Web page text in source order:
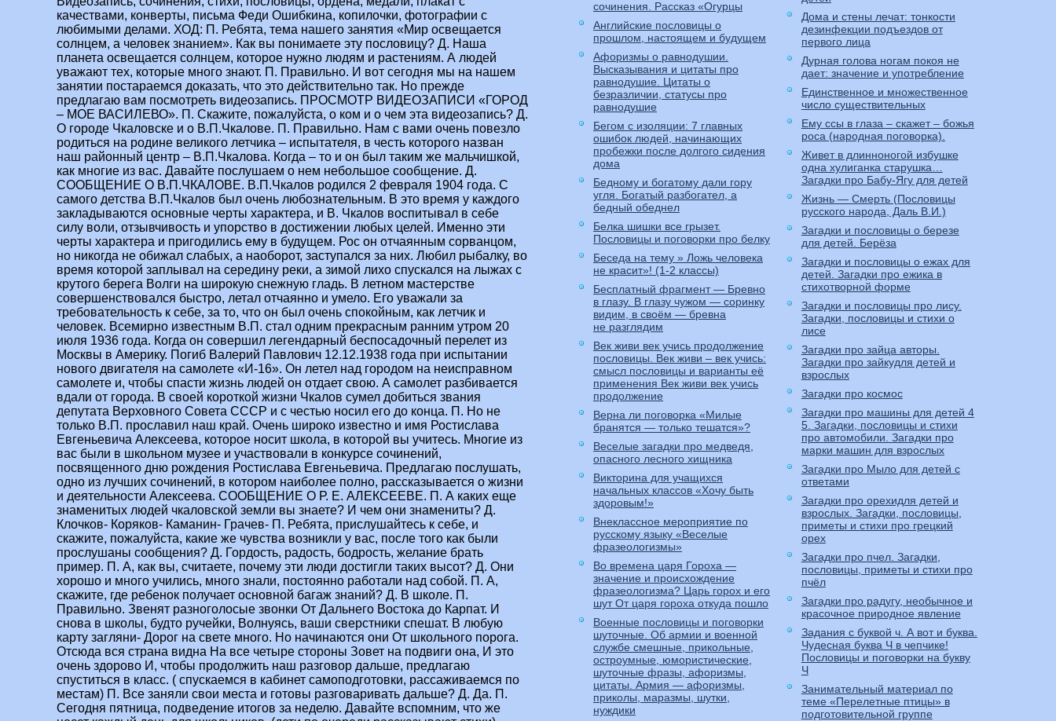
сочинения. Рассказ «Огурцы
Английские пословицы о
прошлом, настоящем и будущем
Афоризмы о равнодушии.
Высказывания и цитаты про
равнодушие. Цитаты о
безразличии, статусы про
равнодушие
Бегом с изоляции: 7 главных
ошибок людей, начинающих
пробежки после долгого сидения
дома
Бедному и богатому дали гору
угля. Богатый разбогател, а
бедный обеднел
Белка шишки все грызет.
Пословицы и поговорки про белку
Беседа на тему » Ложь человека
не красит»! (1-2 классы)
Бесплатный фрагмент — Бревно
в глазу. В глазу чужом — соринку
видим, в своём — бревна
не разглядим
Век живи век учись продолжение
пословицы. Век живи – век учись:
смысл пословицы и варианты её
применения Век живи век учись
продолжение
Верна ли поговорка «Милые
бранятся — только тешатся»?
Веселые загадки про медведя,
опасного лесного хищника
Викторина для учащихся
начальных классов «Хочу быть
здоровым!»
Внеклассное мероприятие по
русскому языку «Веселые
фразеологизмы»
Во времена царя Гороха —
значение и происхождение
фразеологизма? Царь горох и его
шут От царя гороха откуда пошло
Военные пословицы и поговорки
шуточные. Об армии и военной
службе смешные, прикольные,
остроумные, юмористические,
шуточные фразы, афоризмы,
цитаты. Армия — афоризмы,
приколы, маразмы, шутки,
нуждики
Дома и стены лечат: тонкости
дезинфекции подъездов от
первого лица
Дурная голова ногам покоя не
дает: значение и употребление
Единственное и множественное
число существительных
Ему ссы в глаза – скажет – божья
роса (народная поговорка).
Живет в длинноногой избушке
одна хулиганка старушка…
Загадки про Бабу-Ягу для детей
Жизнь — Смерть (Пословицы
русского народа, Даль В.И.)
Загадки и пословицы о березе
для детей. Берёза
Загадки и пословицы о ежах для
детей. Загадки про ежика в
стихотворной форме
Загадки и пословицы про лису.
Загадки, пословицы и стихи о
лисе
Загадки про зайца авторы.
Загадки про зайкудля детей и
взрослых
Загадки про космос
Загадки про машины для детей 4
5. Загадки, пословицы и стихи
про автомобили. Загадки про
марки машин для взрослых
Загадки про Мыло для детей с
ответами
Загадки про орехидля детей и
взрослых. Загадки, пословицы,
приметы и стихи про грецкий
орех
Загадки про пчел. Загадки,
пословицы, приметы и стихи про
пчёл
Загадки про радугу, необычное и
красочное природное явление
Задания с буквой ч. А вот и буква.
Чудесная буква Ч в чепчике!
Пословицы и поговорки на букву
Ч
Занимательный материал по
теме «Перелетные птицы» в
подготовительной группе